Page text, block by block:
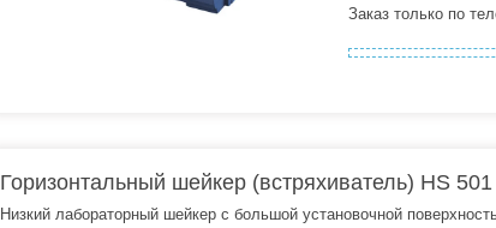
Заказ только по
Горизонтальный шейкер (встряхиватель) HS
Низкий лабораторный шейкер с большой установочной